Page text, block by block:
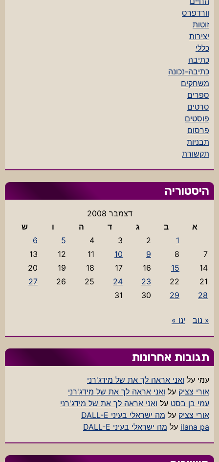
וורדפרס
זוטות
יצירות
כללי
כתיבה
כתיבה-נכונה
משחקים
ספרים
סרטים
פוסטים
פרסום
תבניות
תקשורת
היסטוריה
דצמבר 2008
א
ב ג ד ה ו
ש
1
2
3
4
5
6
7
8
9
10
11
12
13
14
15
16
17
18
19
20
21
22
23
24
25
26
27
28
29
30
31
« נוב ינו »
תגובות אחרונות
עמי על ואני אראה לך את של מידג'רני
אורי צציק על ואני אראה לך את של מידג'רני
עמי בן בסט על ואני אראה לך את של מידג'רני
אורי צציק על מה ישראלי בעיני DALL-E
ilana pa על מה ישראלי בעיני DALL-E